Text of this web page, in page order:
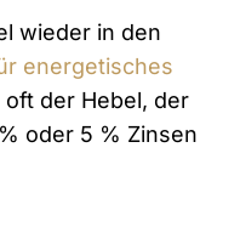
wieder in den
energetisches
oft der Hebel, der
oder 5 % Zinsen